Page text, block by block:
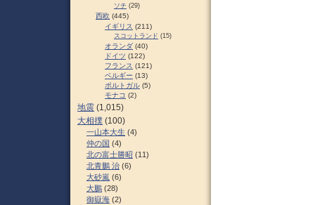
ソチ (29)
西欧 (445)
イギリス (211)
スコットランド (15)
オランダ (40)
ドイツ (122)
フランス (121)
ベルギー (13)
ポルトガル (5)
モナコ (2)
地震 (1,015)
大相撲 (100)
一山本大生 (4)
仲の国 (4)
北の富士勝昭 (11)
北青鵬 治 (6)
大砂嵐 (6)
大鵬 (28)
御嶽海 (2)